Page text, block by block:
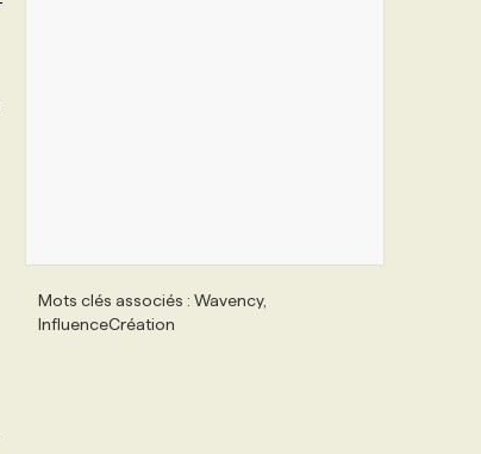
Mots clés associés : Wavency,
InfluenceCréation